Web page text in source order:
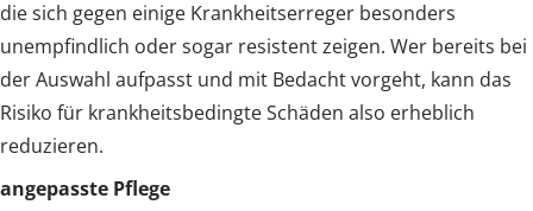
die sich gegen einige Krankheitserreger besonders
unempfindlich oder sogar resistent zeigen. Wer bereits bei
der Auswahl aufpasst und mit Bedacht vorgeht, kann das
Risiko für krankheitsbedingte Schäden also erheblich
reduzieren.
angepasste Pflege